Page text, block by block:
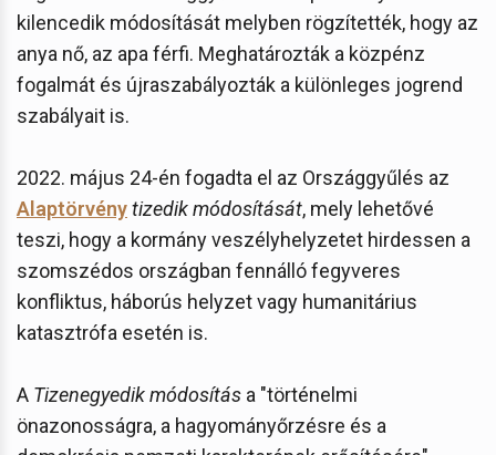
kilencedik módosítását melyben rögzítették, hogy az
anya nő, az apa férfi. Meghatározták a közpénz
fogalmát és újraszabályozták a különleges jogrend
szabályait is.
2022. május 24-én fogadta el az Országgyűlés az
Alaptörvénytizedik módosítását, mely lehetővé
teszi, hogy a kormány veszélyhelyzetet hirdessen a
szomszédos országban fennálló fegyveres
konfliktus, háborús helyzet vagy humanitárius
katasztrófa esetén is.
A Tizenegyedik módosítás a "történelmi
önazonosságra, a hagyományőrzésre és a